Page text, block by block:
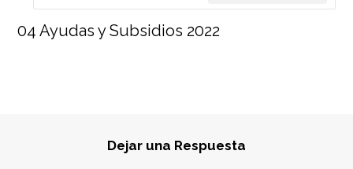
04 Ayudas y Subsidios 2022
Dejar una Respuesta